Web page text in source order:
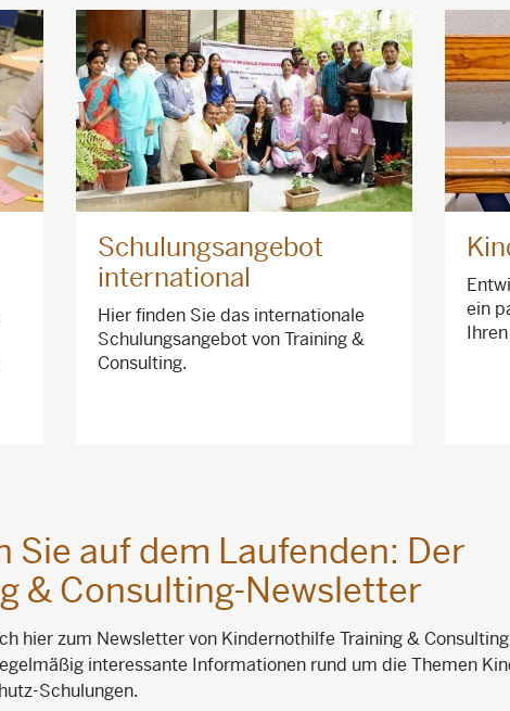
Schulungsangebot
international
Hier finden Sie das internationale
Schulungsangebot von Training &
Consulting.
ein
Sie auf dem Laufenden: Der
& Consulting-Newsletter
hier zum Newsletter von Kindernothilfe Training &
interessante Informationen rund um die Themen
Schulungen.